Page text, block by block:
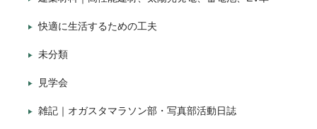
快適に生活するための工夫
未分類
見学会
雑記｜オガスタマラソン部・写真部活動日誌